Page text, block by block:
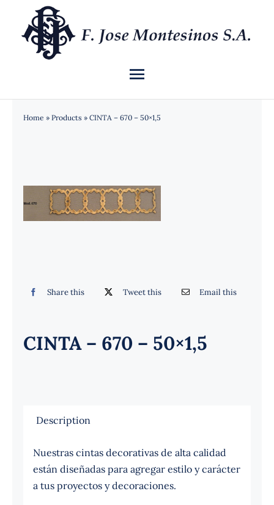
contenido
Toggle
Navigation
INICIO
NOTICIAS
Home » Products » CINTA – 670 – 50×1,5
Share this Tweet this Email this
CINTA – 670 – 50×1,5
Description
Nuestras cintas decorativas de alta calidad
están diseñadas para agregar estilo y carácter
a tus proyectos y decoraciones.